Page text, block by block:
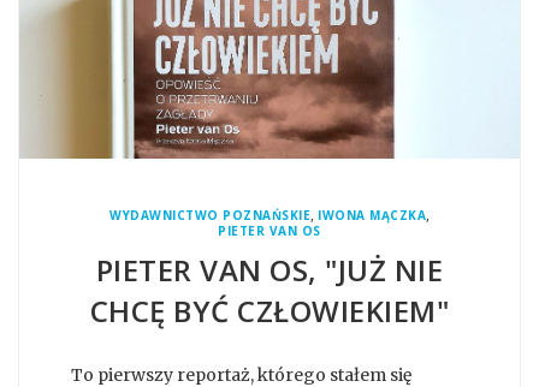
WYDAWNICTWO POZNAŃSKIE, IWONA MĄCZKA,
PIETER VAN OS
PIETER VAN OS, "JUŻ NIE
CHCĘ BYĆ CZŁOWIEKIEM"
To pierwszy reportaż, którego stałem się